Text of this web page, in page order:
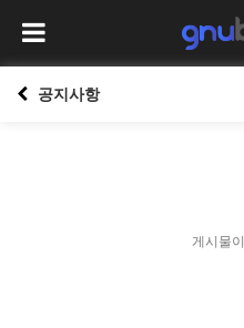
공지사항
게시물